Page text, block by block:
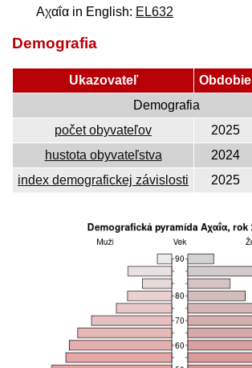
Αχαΐα in English: EL632
Demografia
Ukazovateľ Obdobie
Demografia
počet obyvateľov
2025
hustota obyvateľstva
2024
index demografickej závislosti
2025